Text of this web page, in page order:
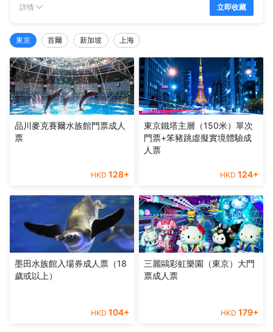
詳情 立即收藏
東京 首爾 新加坡 上海
品川麥克賽爾水族館門票成人
票
HKD 128+
東京鐵塔主層（150米）單次
門票+笨豬跳虛擬實境體驗成
人票
HKD 124+
墨田水族館入場券成人票（18
歲或以上）
HKD 104+
三麗鷗彩虹樂園（東京）大門
票成人票
HKD 179+